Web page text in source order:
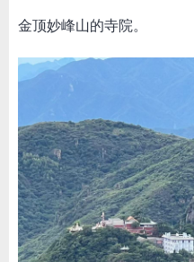
金顶妙峰山的寺院。